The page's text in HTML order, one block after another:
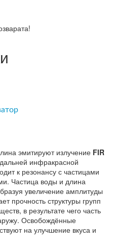
эмитируют излучение FIR
инфракрасной
к резонансу с частицами
Частица воды и длина
увеличение амплитуды
прочность структуры групп
в результате чего часть
Освобождённые
на улучшение вкуса и